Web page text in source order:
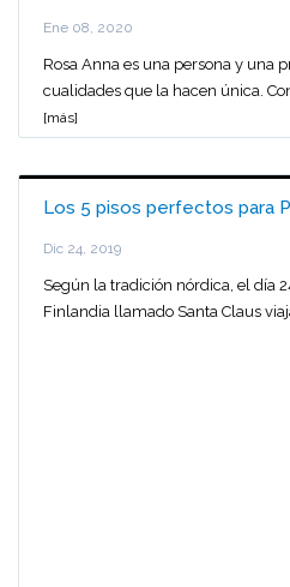
Ene 08, 2020
Rosa Anna es una persona y una
cualidades que la hacen única.
[más]
Los 5 pisos perfectos para
Dic 24, 2019
Según la tradición nórdica, el día
Finlandia llamado Santa Claus